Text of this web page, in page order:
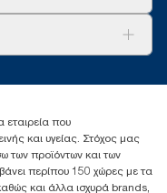
&2 Kalamatas
& Κύπρο)
εταιρεία που
και υγείας. Στόχος μας
των προϊόντων και των
περίπου 150 χώρες με τα
και άλλα ισχυρά brands,